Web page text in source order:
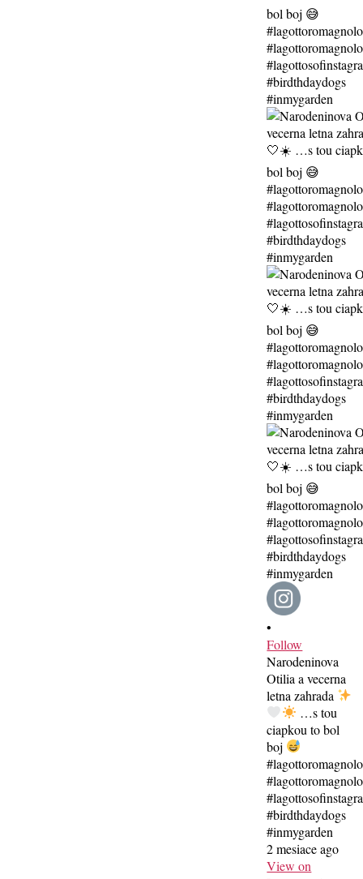
•
Follow
Narodeninova
Otilia a vecerna
letna zahrada
…s tou
ciapkou to bol
boj
#birdthdaydogs
#inmygarden
2 mesiace ago
View on